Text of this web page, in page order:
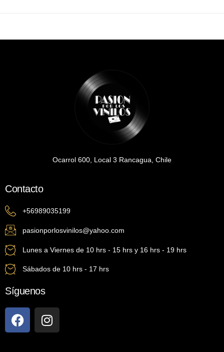
Ocarrol 600, Local 3 Rancagua, Chile
Contacto
+56989035199
pasionporlosvinilos@yahoo.com
Lunes a Viernes de 10 hrs - 15 hrs y 16 hrs - 19 hrs
Sábados de 10 hrs - 17 hrs
Síguenos